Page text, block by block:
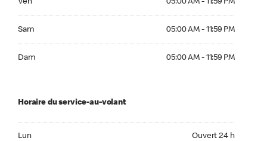
Ven 05:00 AM - 11:59 PM
Sam 05:00 AM - 11:59 PM
Dam 05:00 AM - 11:59 PM
Horaire du service-au-volant
Lun Ouvert 24 h